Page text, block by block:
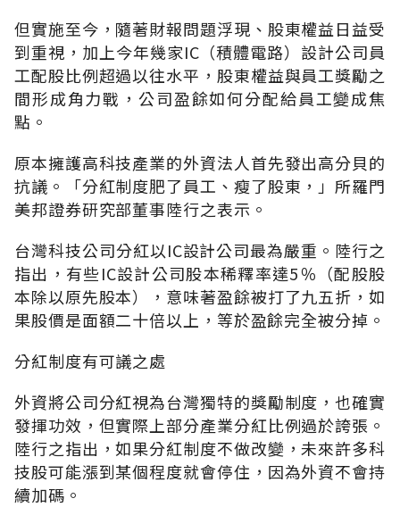
但實施至今，隨著財報問題浮現、股東權益日益受
到重視，加上今年幾家IC（積體電路）設計公司員
工配股比例超過以往水平，股東權益與員工獎勵之
間形成角力戰，公司盈餘如何分配給員工變成焦
點。
原本擁護高科技產業的外資法人首先發出高分貝的
抗議。「分紅制度肥了員工、瘦了股東，」所羅門
美邦證券研究部董事陸行之表示。
台灣科技公司分紅以IC設計公司最為嚴重。陸行之
指出，有些IC設計公司股本稀釋率達5％（配股股
本除以原先股本），意味著盈餘被打了九五折，如
果股價是面額二十倍以上，等於盈餘完全被分掉。
分紅制度有可議之處
外資將公司分紅視為台灣獨特的獎勵制度，也確實
發揮功效，但實際上部分產業分紅比例過於誇張。
陸行之指出，如果分紅制度不做改變，未來許多科
技股可能漲到某個程度就會停住，因為外資不會持
續加碼。